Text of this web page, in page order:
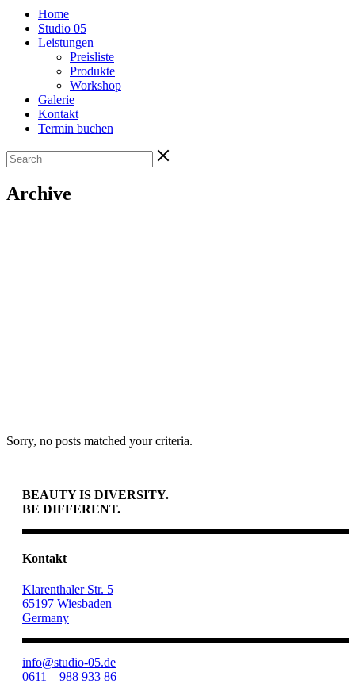
Home
Studio 05
Leistungen
Preisliste
Produkte
Workshop
Galerie
Kontakt
Termin buchen
Archive
Sorry, no posts matched your criteria.
BEAUTY IS DIVERSITY.
BE DIFFERENT.
Kontakt
Klarenthaler Str. 5
65197 Wiesbaden
Germany
info@studio-05.de
0611 – 988 933 86